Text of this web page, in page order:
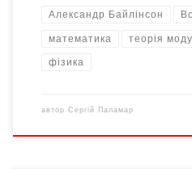
Александр Байлінсон
математика теорія
фізика
автор Сергій Паламар